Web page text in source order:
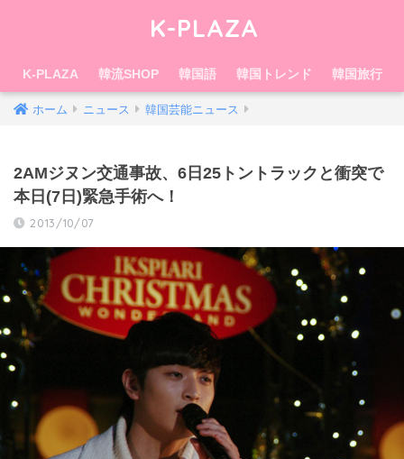
K-PLAZA
K-PLAZA 韓流SHOP 韓国語 韓国トレンド 韓国旅行
ホーム ニュース 韓国芸能ニュース
2AMジヌン交通事故、6日25トントラックと衝突で
本日(7日)緊急手術へ！
2013/10/07